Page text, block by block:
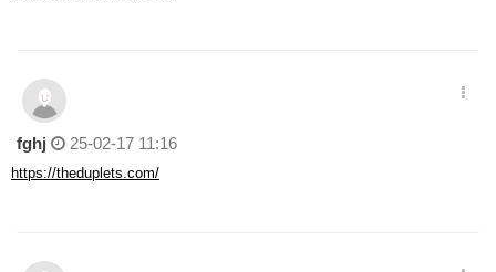
fghj 25-02-17 11:16
https://theduplets.com/